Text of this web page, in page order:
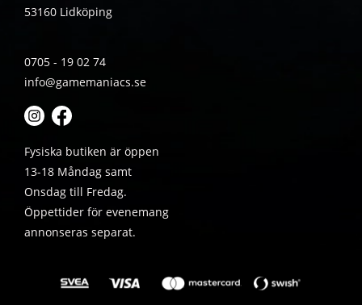
53160 Lidköping
0705 - 19 02 74
info@gamemaniacs.se
Fysiska butiken är öppen
13-18 Måndag samt
Onsdag till Fredag.
Öppettider för evenemang
annonseras separat.